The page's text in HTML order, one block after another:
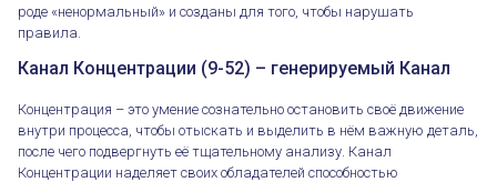
роде «ненормальный» и созданы для того, чтобы нарушать
правила.
Канал Концентрации (9-52) – генерируемый Канал
Концентрация – это умение сознательно остановить своё движение
внутри процесса, чтобы отыскать и выделить в нём важную деталь,
после чего подвергнуть её тщательному анализу. Канал
Концентрации наделяет своих обладателей способностью